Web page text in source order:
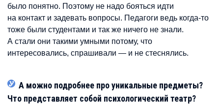
было понятно. Поэтому не надо бояться идти
на контакт и задевать вопросы. Педагоги ведь когда-то
тоже были студентами и так же ничего не знали.
А стали они такими умными потому, что
интересовались, спрашивали — и не стеснялись.
А можно подробнее про уникальные предметы?
Что представляет собой психологический театр?